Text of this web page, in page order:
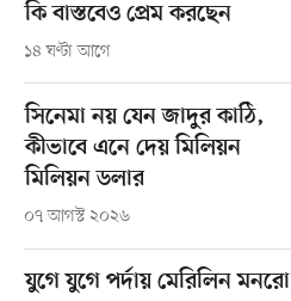
কি বাস্তবেও প্রেম করছেন
১৪ ঘণ্টা আগে
সিনেমা নয় যেন জাদুর কাঠি,
কীভাবে এনে দেয় মিলিয়ন
মিলিয়ন ডলার
০৭ আগস্ট ২০২৬
যুগে যুগে পর্দায় মেরিলিন মনরো